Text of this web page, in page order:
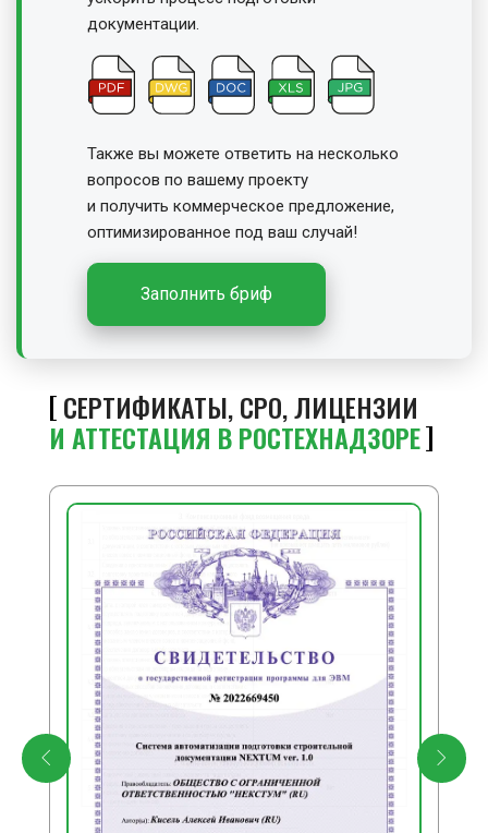
документации.
Также вы можете ответить на несколько
вопросов по вашему проекту
и получить коммерческое предложение,
оптимизированное под ваш случай!
Заполнить бриф
СЕРТИФИКАТЫ, СРО, ЛИЦЕНЗИИ
И АТТЕСТАЦИЯ В РОСТЕХНАДЗОРЕ